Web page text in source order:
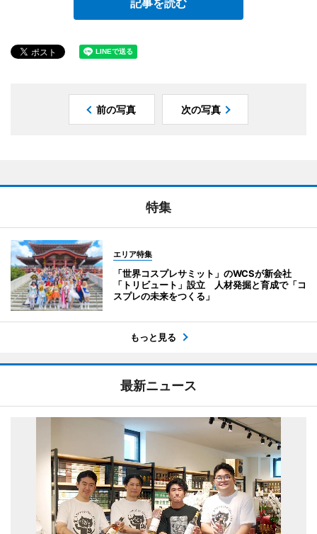
前の写真 次の写真
特集
エリア特集
「世界コスプレサミット」のWCSが新会社
「トリビュート」設立 人材発掘と育成で「コ
スプレの未来をつくる」
もっと見る
最新ニュース